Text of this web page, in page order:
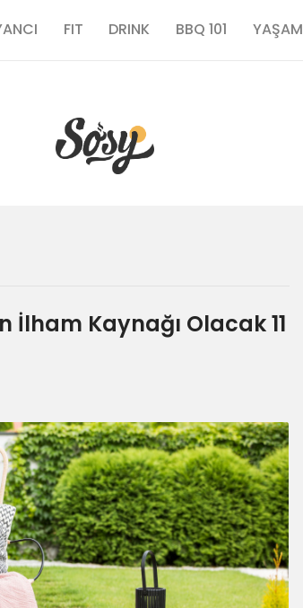
FIT DRINK BBQ 101 YAŞAM
TARİFLER
YANCI
İlham Kaynağı Olacak 11